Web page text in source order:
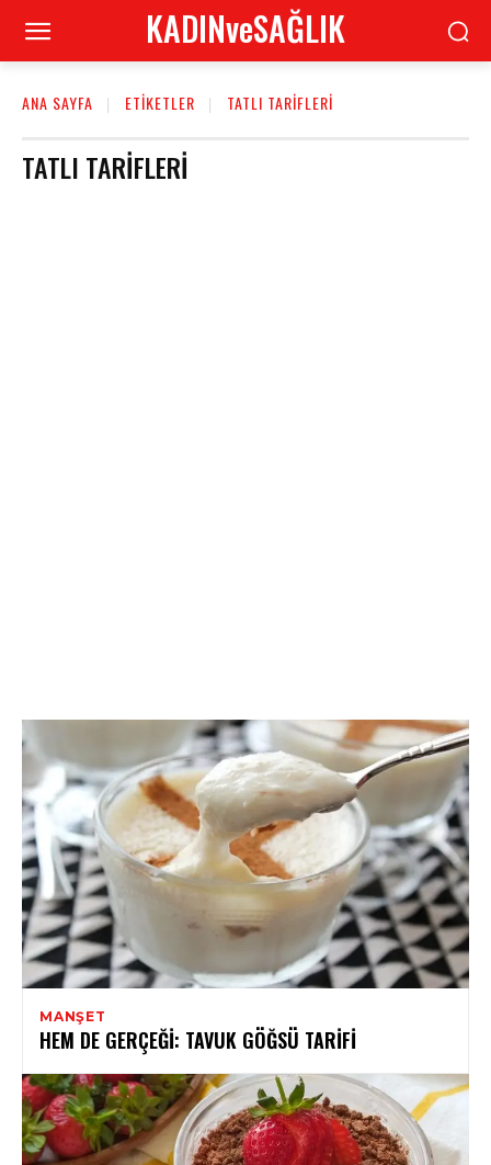
KADINveSAĞLIK
ANA SAYFA ETIKETLER TATLI TARIFLERI
TATLI TARIFLERI
MANŞET
HEM DE GERÇEĞI: TAVUK GÖĞSÜ TARIFI